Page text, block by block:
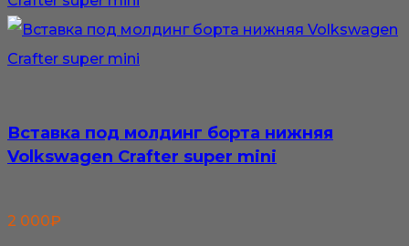
Вставка под молдинг борта нижняя
Volkswagen Crafter super mini
2 000₽